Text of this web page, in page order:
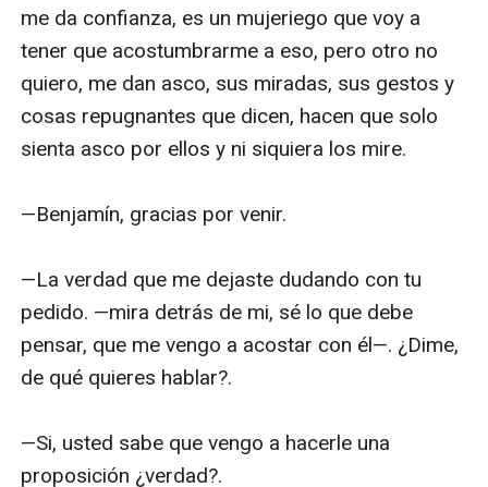
me da confianza, es un mujeriego que voy a
tener que acostumbrarme a eso, pero otro no
quiero, me dan asco, sus miradas, sus gestos y
cosas repugnantes que dicen, hacen que solo
sienta asco por ellos y ni siquiera los mire.
—Benjamín, gracias por venir.
—La verdad que me dejaste dudando con tu
pedido. —mira detrás de mi, sé lo que debe
pensar, que me vengo a acostar con él—. ¿Dime,
de qué quieres hablar?.
—Si, usted sabe que vengo a hacerle una
proposición ¿verdad?.